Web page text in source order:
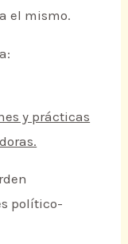
el mismo.
y prácticas
político-